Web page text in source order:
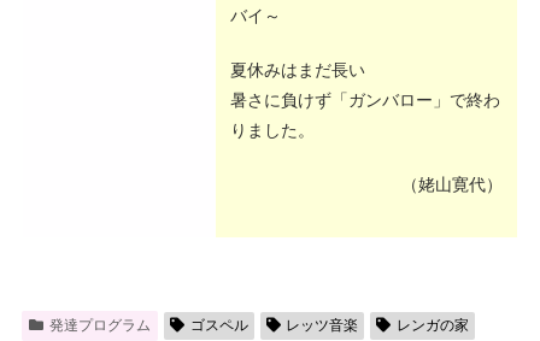
バイ～
夏休みはまだ長い
暑さに負けず「ガンバロー」で終わ
りました。
（姥山寛代）
発達プログラム ゴスペル レッツ音楽 レンガの家